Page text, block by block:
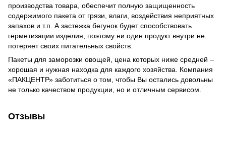
производства товара, обеспечит полную защищенность
содержимого пакета от грязи, влаги, воздействия неприятных
запахов и т.п. А застежка бегунок будет способствовать
герметизации изделия, поэтому ни один продукт внутри не
потеряет своих питательных свойств.
Пакеты для заморозки овощей, цена которых ниже средней –
хорошая и нужная находка для каждого хозяйства. Компания
«ПАКЦЕНТР» заботиться о том, чтобы Вы остались довольны
не только качеством продукции, но и отличным сервисом.
Отзывы